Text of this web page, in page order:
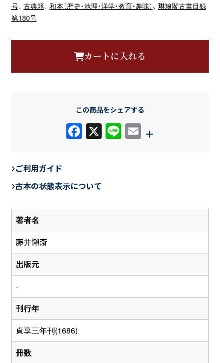
号、 古典籍、 和本（歴史・地理・洋学・教育・趣味） 、 琳琅閣古書目録
第180号
著者名
藤井懶斎
出版元
-
刊行年
貞享三年刊(1686)
冊数
カートに入れる
この商品をシェアする
F
e
b
o
o
X Li E
+
ご利用ガイド
古本の状態表示について